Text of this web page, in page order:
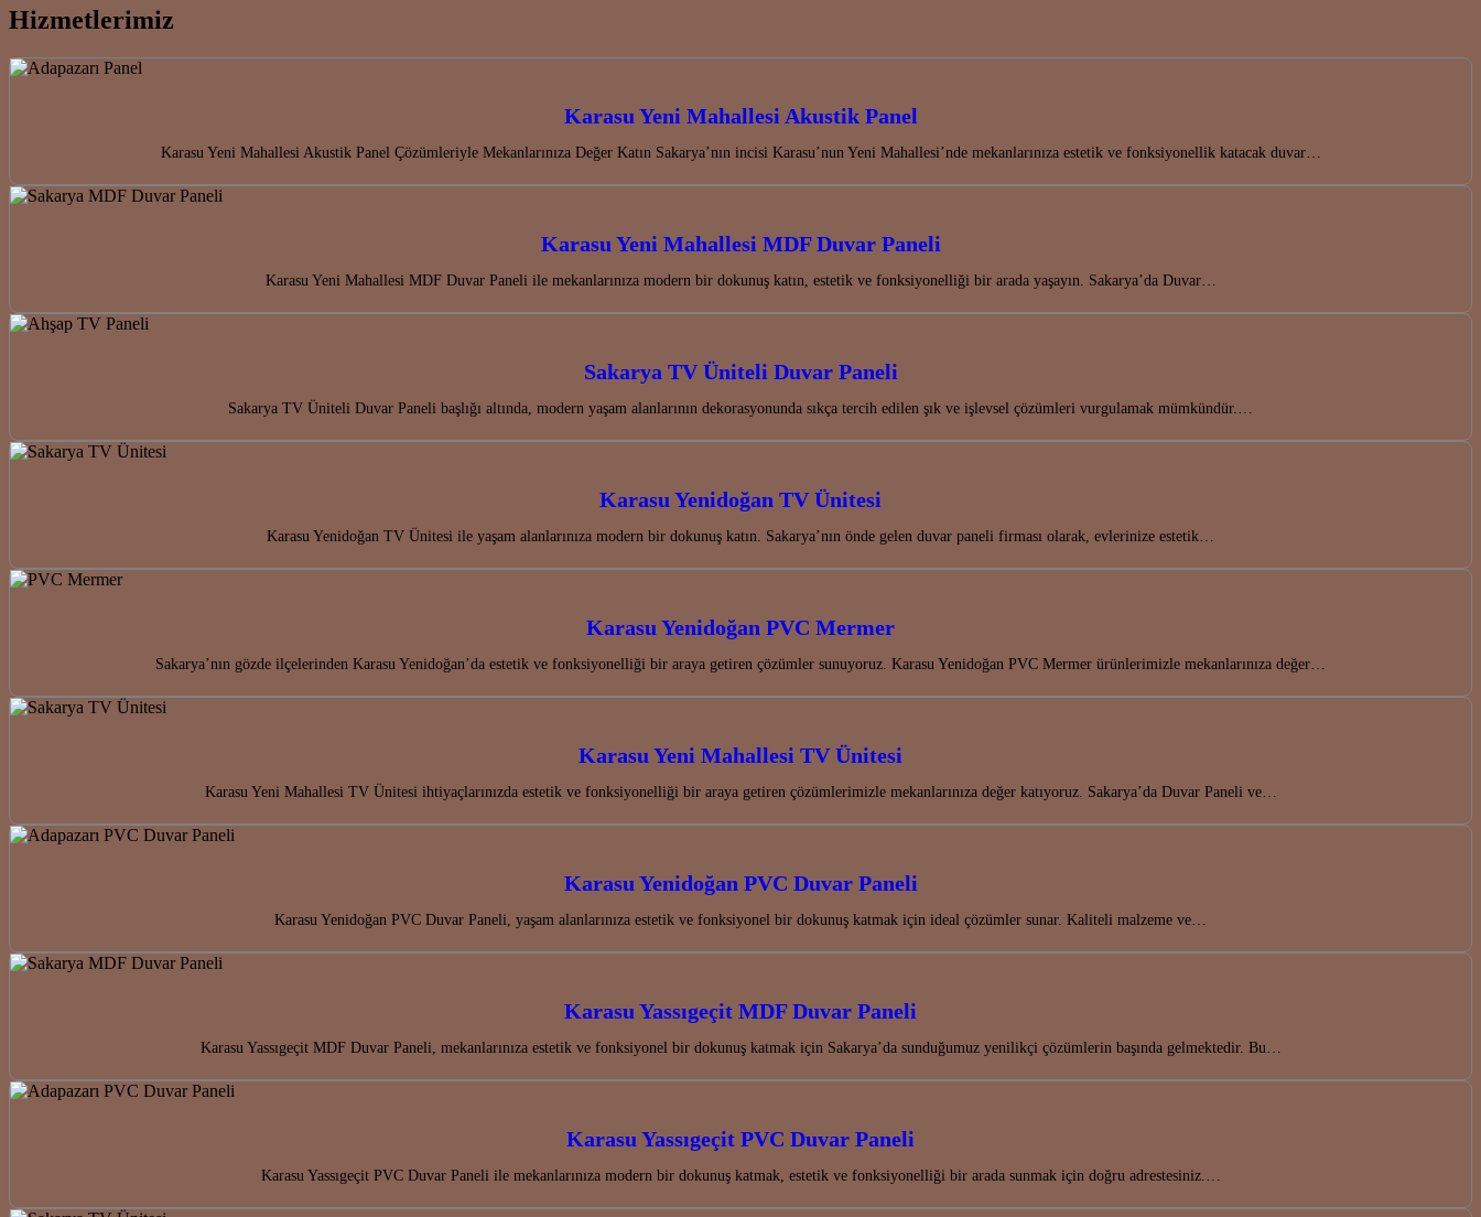
Hizmetlerimiz
Karasu Yeni Mahallesi Akustik Panel
Karasu Yeni Mahallesi Akustik Panel Çözümleriyle Mekanlarınıza Değer Katın Sakarya’nın incisi Karasu’nun Yeni Mahallesi’nde mekanlarınıza estetik ve fonksiyonellik katacak duvar…
Karasu Yeni Mahallesi MDF Duvar Paneli
Karasu Yeni Mahallesi MDF Duvar Paneli ile mekanlarınıza modern bir dokunuş katın, estetik ve fonksiyonelliği bir arada yaşayın. Sakarya’da Duvar…
Sakarya TV Üniteli Duvar Paneli
Sakarya TV Üniteli Duvar Paneli başlığı altında, modern yaşam alanlarının dekorasyonunda sıkça tercih edilen şık ve işlevsel çözümleri vurgulamak mümkündür.…
Karasu Yenidoğan TV Ünitesi
Karasu Yenidoğan TV Ünitesi ile yaşam alanlarınıza modern bir dokunuş katın. Sakarya’nın önde gelen duvar paneli firması olarak, evlerinize estetik…
Karasu Yenidoğan PVC Mermer
Sakarya’nın gözde ilçelerinden Karasu Yenidoğan’da estetik ve fonksiyonelliği bir araya getiren çözümler sunuyoruz. Karasu Yenidoğan PVC Mermer ürünlerimizle mekanlarınıza değer…
Karasu Yeni Mahallesi TV Ünitesi
Karasu Yeni Mahallesi TV Ünitesi ihtiyaçlarınızda estetik ve fonksiyonelliği bir araya getiren çözümlerimizle mekanlarınıza değer katıyoruz. Sakarya’da Duvar Paneli ve…
Karasu Yenidoğan PVC Duvar Paneli
Karasu Yenidoğan PVC Duvar Paneli, yaşam alanlarınıza estetik ve fonksiyonel bir dokunuş katmak için ideal çözümler sunar. Kaliteli malzeme ve…
Karasu Yassıgeçit MDF Duvar Paneli
Karasu Yassıgeçit MDF Duvar Paneli, mekanlarınıza estetik ve fonksiyonel bir dokunuş katmak için Sakarya’da sunduğumuz yenilikçi çözümlerin başında gelmektedir. Bu…
Karasu Yassıgeçit PVC Duvar Paneli
Karasu Yassıgeçit PVC Duvar Paneli ile mekanlarınıza modern bir dokunuş katmak, estetik ve fonksiyonelliği bir arada sunmak için doğru adrestesiniz.…